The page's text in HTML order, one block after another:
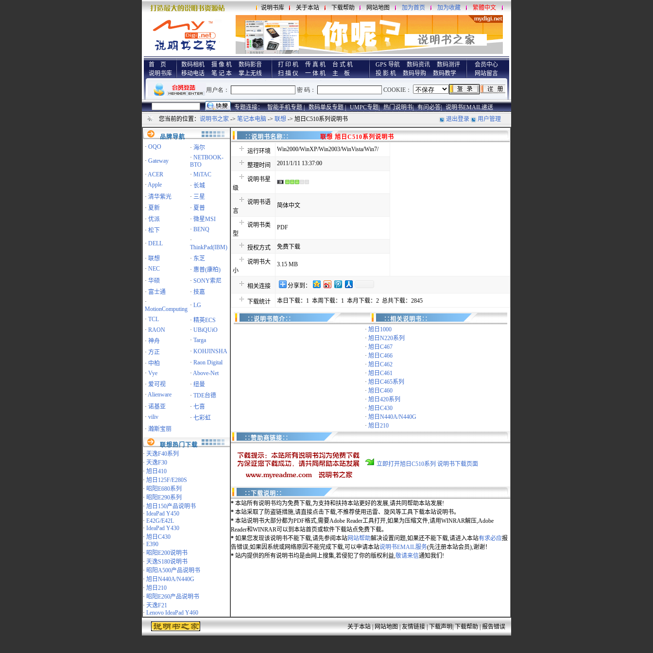
说明书库 关于本站 下载帮助 网站地图 加为首页 加为收藏 繁體中文
首 页
说明书库
数码相机 摄 像 机
数码影音
移动电话
笔 记 本 掌上无线
打 印 机 传 真 机
台 式 机
扫 描 仪
一 体 机 主 板
GPS 导航 数码资讯
数码测评
投 影 机
数码导购 数码教学
会员中心
网站留言
专题连接： 智能手机专题 | 数码单反专题 | UMPC专题| 热门说明书| 有问必答| 说明书EMAIL递送
您当前的位置： 说明书之家 -> 笔记本电脑 -> 联想 -> 旭日C510系列说明书 退出登录 用户管理
品牌导航
· OQO · 海尔
· Gateway · NETBOOK-
BTO
· ACER · MiTAC
· Apple · 长城
· 清华紫光 · 三星
· 夏新 · 夏普
· 优派 · 微星MSI
· 松下 · BENQ
· DELL
·
ThinkPad(IBM)
· 联想 · 东芝
· NEC · 惠普(康柏)
· 华硕 · SONY索尼
· 富士通 · 技嘉
·
MotionComputing
· LG
· TCL · 精英ECS
· RAON · UBiQUiO
· 神舟 · Targa
· 方正 · KOHJINSHA
· 中柏 · Raon Digital
· Vye · Above-Net
· 爱可视 · 纽曼
· Alienware · TDE台德
· 诺基亚 · 七喜
· viliv · 七彩虹
· 瀚斯宝丽
联想热门下载
· 天逸F40系列
· 天逸F30
· 旭日410
· 旭日125F/E280S
· 昭阳E680系列
· 昭阳E290系列
· 旭日150产品说明书
· IdeaPad Y450
· E42G/E42L
· IdeaPad Y430
· 旭日C430
· E390
· 昭阳E200说明书
· 天逸S180说明书
· 昭阳A500产品说明书
· 旭日N440A/N440G
· 旭日210
· 昭阳E260产品说明书
· 天逸F21
· Lenovo IdeaPad Y460
∷说明书名称∷ 联想 旭日C510系列说明书
运行环境 Win2000/WinXP/Win2003/WinVista/Win7/
整理时间 2011/1/11 13:37:00
说明书星
级
说明书语
言
简体中文
说明书类
型
PDF
授权方式 免费下载
说明书大
小
3.15 MB
相关连接 分享到：
下载统计 本日下载：1 本周下载：1 本月下载：2 总共下载：2845
∷说明书简介∷
∷相关说明书∷
· 旭日1000
· 旭日N220系列
· 旭日C467
· 旭日C466
· 旭日C462
· 旭日C461
· 旭日C465系列
· 旭日C460
· 旭日420系列
· 旭日C430
· 旭日N440A/N440G
· 旭日210
∷赞助商链接∷
立即打开旭日C510系列 说明书下载页面
∷下载说明∷
* 本站所有说明书均为免费下载,为支持和扶持本站更好的发展,请共同帮助本站发展!
* 本站采取了防盗链措施,请直接点击下载,不推荐使用迅雷、旋风等工具下载本站说明书。
* 本站说明书大部分都为PDF格式,需要Adobe Reader工具打开,如果为压缩文件,请用WINRAR解压,Adobe
Reader和WINRAR可以到本站首页或软件下载站点免费下载。
* 如果您发现该说明书不能下载,请先参阅本站网站帮助解决设置问题,如果还不能下载,请进入本站有求必应报
告错误;如果因系统或网络原因不能完成下载,可以申请本站说明书EMAIL服务(先注册本站会员),谢谢！
* 站内提供的所有说明书均是由网上搜集,若侵犯了你的版权利益,敬请来信通知我们!
关于本站|网站地图|友情链接|下载声明|下载帮助|报告错误